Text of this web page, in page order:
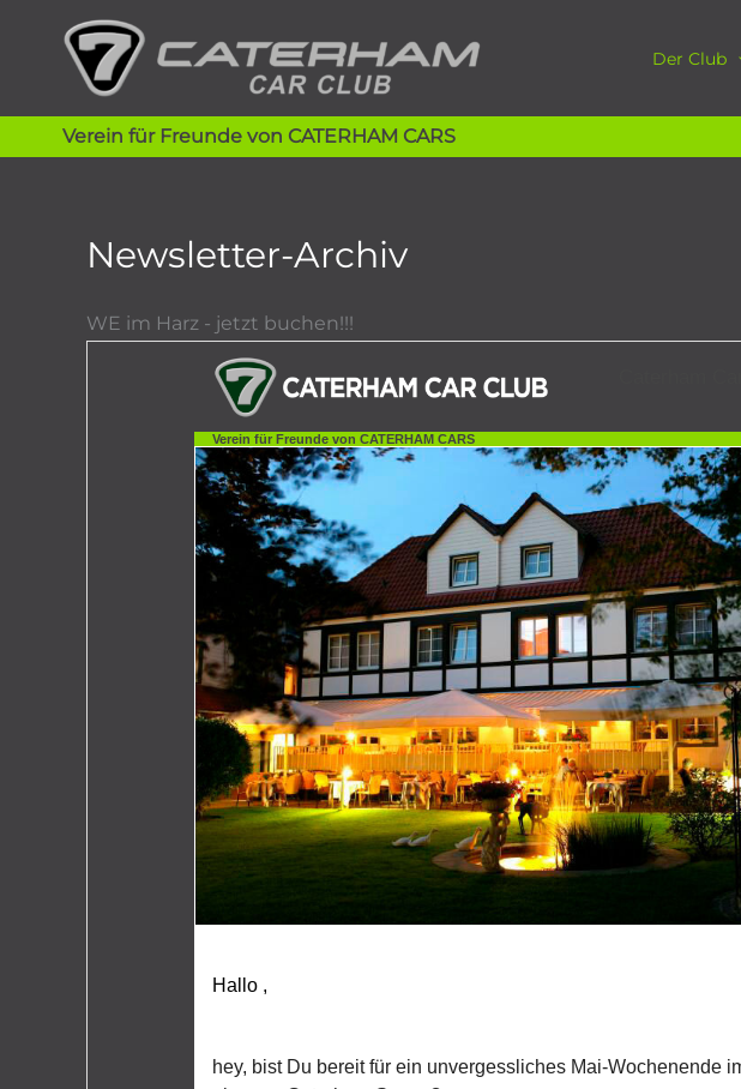
springen
Der Club
Verein für Freunde von CATERHAM CARS
Newsletter-Archiv
WE im Harz - jetzt buchen!!!